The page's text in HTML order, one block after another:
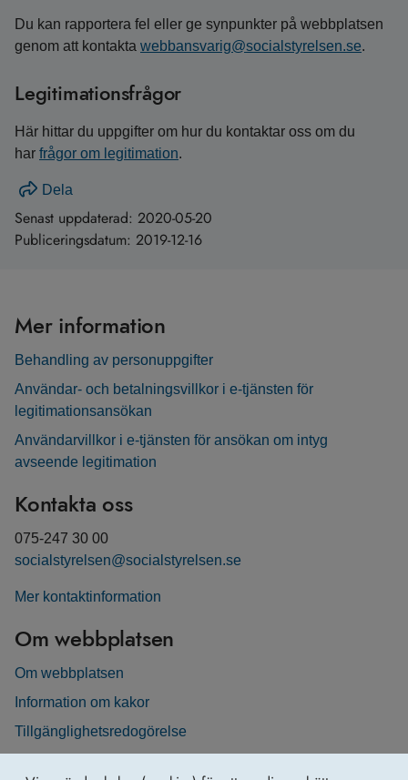
Du kan rapportera fel eller ge synpunkter på webbplatsen
genom att kontakta webbansvarig@socialstyrelsen.se.
Legitimationsfrågor
Här hittar du uppgifter om hur du kontaktar oss om du
har frågor om legitimation.
Dela
Senast uppdaterad: 2020-05-20
Publiceringsdatum: 2019-12-16
Mer information
Behandling av personuppgifter
Användar- och betalningsvillkor i e-tjänsten för
legitimationsansökan
Användarvillkor i e-tjänsten för ansökan om intyg
avseende legitimation
Kontakta oss
075-247 30 00
socialstyrelsen@socialstyrelsen.se
Mer kontaktinformation
Om webbplatsen
Om webbplatsen
Information om kakor
Tillgänglighetsredogörelse